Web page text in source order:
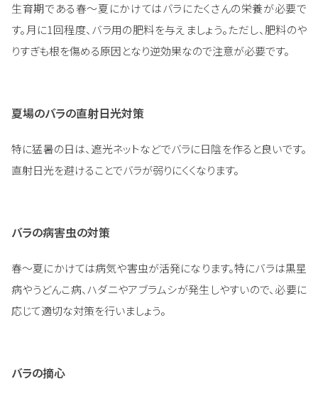
生育期である春～夏にかけてはバラにたくさんの栄養が必要で
す。月に1回程度、バラ用の肥料を与えましょう。ただし、肥料のや
りすぎも根を傷める原因となり逆効果なので注意が必要です。
夏場のバラの直射日光対策
特に猛暑の日は、遮光ネットなどでバラに日陰を作ると良いです。
直射日光を避けることでバラが弱りにくくなります。
バラの病害虫の対策
春～夏にかけては病気や害虫が活発になります。特にバラは黒星
病やうどんこ病、ハダニやアブラムシが発生しやすいので、必要に
応じて適切な対策を行いましょう。
バラの摘心